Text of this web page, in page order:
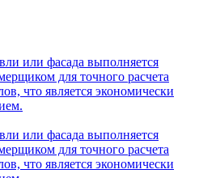
или фасада выполняется
для точного расчета
что является экономически
или фасада выполняется
для точного расчета
что является экономически